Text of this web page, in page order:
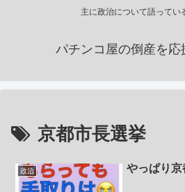
主に政治について語ってい
パチンコ屋の倒産を応
京都市長選挙
政治 やっぱり